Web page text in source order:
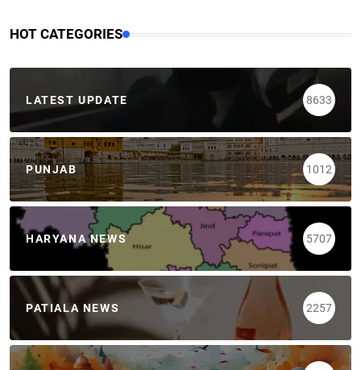
HOT CATEGORIES
LATEST UPDATE 8633
PUNJAB 1012
HARYANA NEWS 5707
PATIALA NEWS 2257